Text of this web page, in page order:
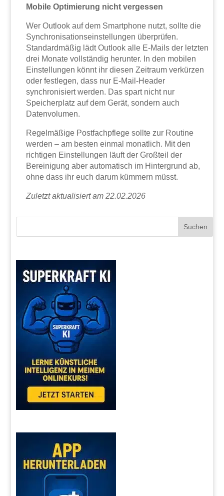
Mobile Optimierung nicht vergessen
Wer Outlook auf dem Smartphone nutzt, sollte die
Synchronisationseinstellungen überprüfen.
Standardmäßig lädt Outlook alle E-Mails der letzten
drei Monate vollständig herunter. In den mobilen
Einstellungen könnt ihr diesen Zeitraum verkürzen
oder festlegen, dass nur E-Mail-Header
synchronisiert werden. Das spart nicht nur
Speicherplatz auf dem Gerät, sondern auch
Datenvolumen.
Regelmäßige Postfachpflege sollte zur Routine
werden – am besten einmal monatlich. Mit den
richtigen Einstellungen läuft der Großteil der
Bereinigung aber automatisch im Hintergrund ab,
ohne dass ihr euch darum kümmern müsst.
Zuletzt aktualisiert am 22.02.2026